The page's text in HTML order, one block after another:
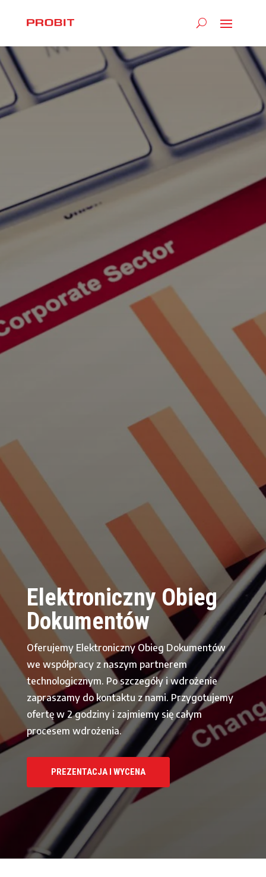
Elektroniczny Obieg
Dokumentów
Oferujemy Elektroniczny Obieg Dokumentów
we współpracy z naszym partnerem
technologicznym. Po szczegóły i wdrożenie
zapraszamy do kontaktu z nami. Przygotujemy
ofertę w 2 godziny i zajmiemy się całym
procesem wdrożenia.
PREZENTACJA I WYCENA